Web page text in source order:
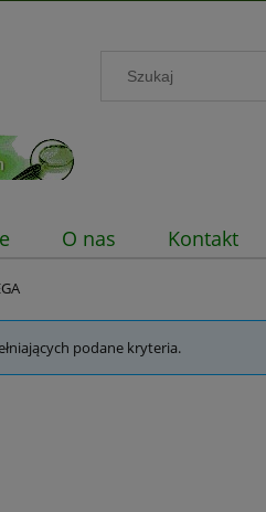
O nas Kontakt
podane kryteria.